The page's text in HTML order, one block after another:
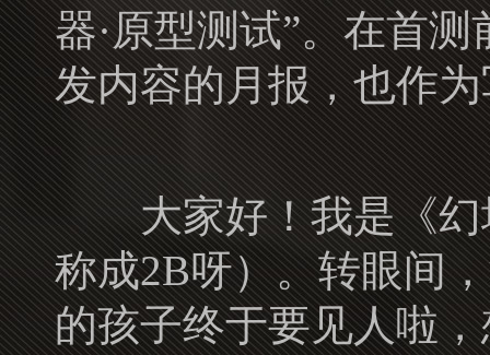
器·原型测试”。在首
发内容的月报，也作
大家好！我是《幻塔
称成2B呀）。转眼间
的孩子终于要见人啦